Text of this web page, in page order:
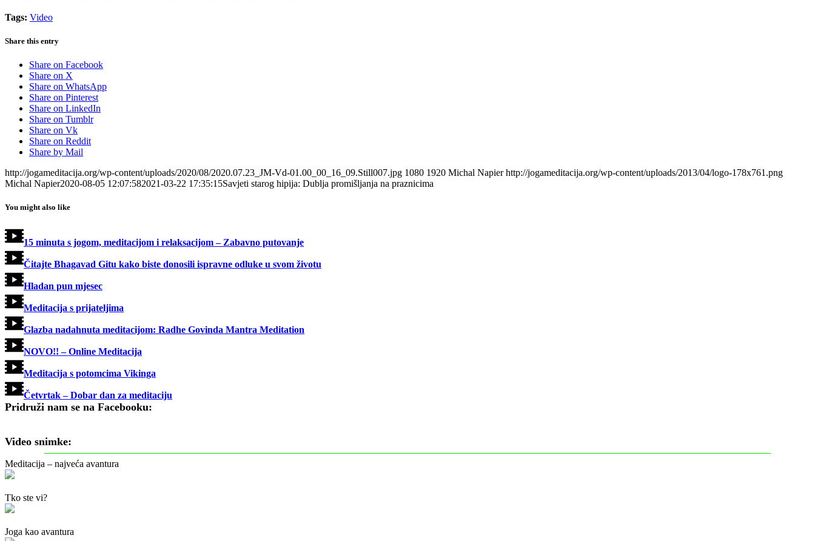
Tags: Video
Share this entry
Share on Facebook
Share on X
Share on WhatsApp
Share on Pinterest
Share on LinkedIn
Share on Tumblr
Share on Vk
Share on Reddit
Share by Mail
http://jogameditacija.org/wp-content/uploads/2020/08/2020.07.23_JM-Vd-01.00_00_16_09.Still007.jpg 1080 1920 Michal Napier http://jogameditacija.org/wp-content/uploads/2013/04/logo-178x761.png
Michal Napier2020-08-05 12:07:582021-03-22 17:35:15Savjeti starog hipija: Dublja promišljanja na praznicima
You might also like
15 minuta s jogom, meditacijom i relaksacijom – Zabavno putovanje
Čitajte Bhagavad Gitu kako biste donosili ispravne odluke u svom životu
Hladan pun mjesec
Meditacija s prijateljima
Glazba nadahnuta meditacijom: Radhe Govinda Mantra Meditation
NOVO!! – Online Meditacija
Meditacija s potomcima Vikinga
Četvrtak – Dobar dan za meditaciju
Pridruži nam se na Facebooku:
Video snimke:
Meditacija – najveća avantura
Tko ste vi?
Joga kao avantura